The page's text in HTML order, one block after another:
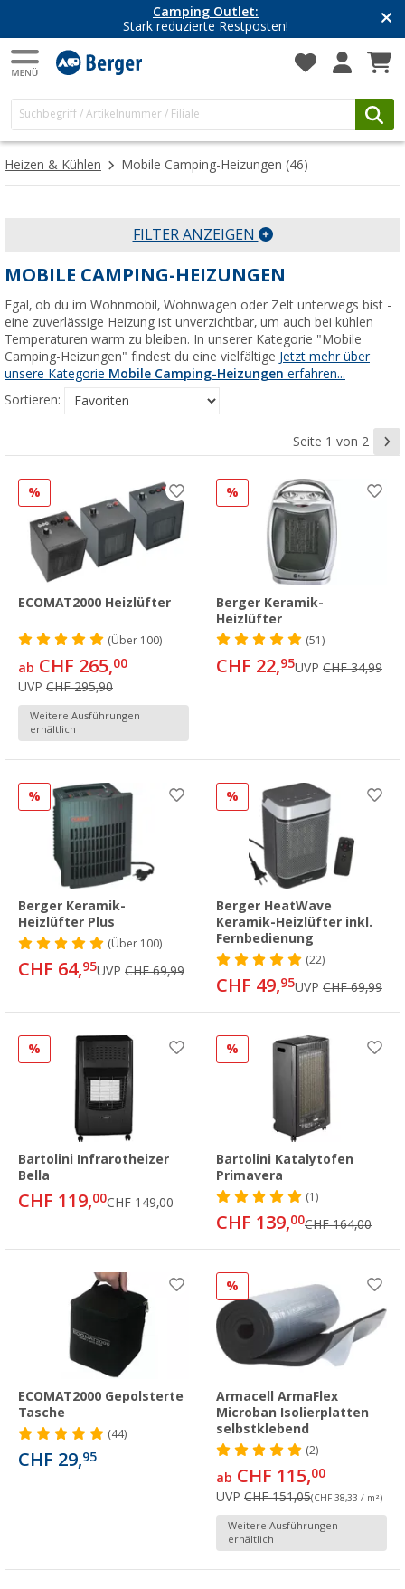
Camping Outlet:
Stark reduzierte Restposten!
Heizen & Kühlen Mobile Camping-Heizungen (46)
FILTER ANZEIGEN
MOBILE CAMPING-HEIZUNGEN
Egal, ob du im Wohnmobil, Wohnwagen oder Zelt unterwegs bist -
eine zuverlässige Heizung ist unverzichtbar, um auch bei kühlen
Temperaturen warm zu bleiben. In unserer Kategorie "Mobile
Camping-Heizungen" findest du eine vielfältige Jetzt mehr über
unsere Kategorie Mobile Camping-Heizungen erfahren...
Sortieren:
Seite 1 von 2
%
ECOMAT2000 Heizlüfter
(Über100)
ab CHF 265,00
UVP CHF 295,90
Weitere Ausführungen
erhältlich
%
Berger Keramik-
Heizlüfter
(51)
CHF 22,95UVP CHF 34,99
%
Berger Keramik-
Heizlüfter Plus
(Über100)
CHF 64,95UVP CHF 69,99
%
Berger HeatWave
Keramik-Heizlüfter inkl.
Fernbedienung
(22)
CHF 49,95UVP CHF 69,99
%
Bartolini Infrarotheizer
Bella
CHF 119,00CHF 149,00
%
Bartolini Katalytofen
Primavera
(1)
CHF 139,00CHF 164,00
ECOMAT2000 Gepolsterte
Tasche
(44)
CHF 29,95
%
Armacell ArmaFlex
Microban Isolierplatten
selbstklebend
(2)
ab CHF 115,00
UVP CHF 151,05(CHF 38,33 / m²)
Weitere Ausführungen
erhältlich